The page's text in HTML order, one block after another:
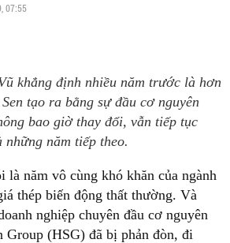
07:55
khẳng định nhiều năm trước là hơn
tạo ra bằng sự đầu cơ nguyên
bao giờ thay đổi, vẫn tiếp tục
những năm tiếp theo.
là năm vô cùng khó khăn của ngành
thép biến động thất thường. Và
nghiệp chuyên đầu cơ nguyên
Group (HSG) đã bị phản đòn, đi